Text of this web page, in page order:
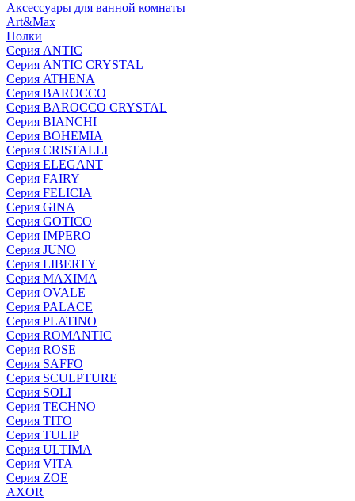
Аксессуары для ванной комнаты
Art&Max
Полки
Серия ANTIC
Серия ANTIC CRYSTAL
Серия ATHENA
Серия BAROCCO
Серия BAROCCO CRYSTAL
Серия BIANCHI
Серия BOHEMIA
Серия CRISTALLI
Серия ELEGANT
Серия FAIRY
Серия FELICIA
Серия GINA
Серия GOTICO
Серия IMPERO
Серия JUNO
Серия LIBERTY
Серия MAXIMA
Серия OVALE
Серия PALACE
Серия PLATINO
Серия ROMANTIC
Серия ROSE
Серия SAFFO
Серия SCULPTURE
Серия SOLI
Серия TECHNO
Серия TITO
Серия TULIP
Серия ULTIMA
Серия VITA
Серия ZOE
AXOR